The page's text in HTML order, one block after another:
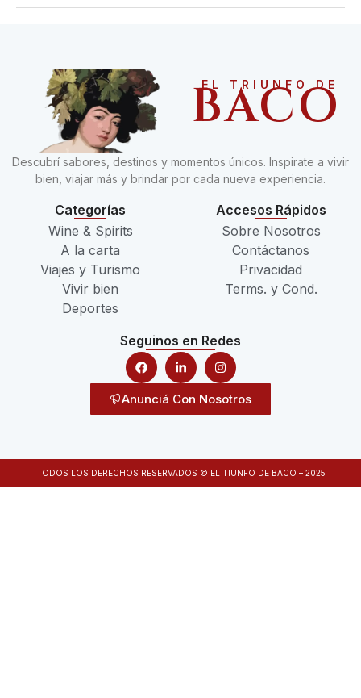
EL TRIUNFO DE
BACO
Descubrí sabores, destinos y momentos únicos. Inspirate a vivir
bien, viajar más y brindar por cada nueva experiencia.
Categorías
Wine & Spirits
A la carta
Viajes y Turismo
Vivir bien
Deportes
Accesos Rápidos
Sobre Nosotros
Contáctanos
Privacidad
Terms. y Cond.
Seguinos en Redes
Anunciá Con Nosotros
TODOS LOS DERECHOS RESERVADOS © EL TIUNFO DE BACO – 2025